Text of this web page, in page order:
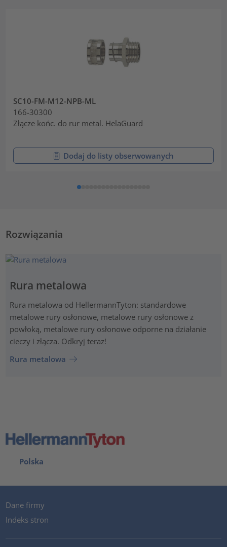
SC10-FM-M12-NPB-ML
166-30300
Złącze końc. do rur metal. HelaGuard
Dodaj do listy obserwowanych
Rozwiązania
Rura metalowa
Rura metalowa od HellermannTyton: standardowe
metalowe rury osłonowe, metalowe rury osłonowe z
powłoką, metalowe rury osłonowe odporne na działanie
cieczy i złącza. Odkryj teraz!
Rura metalowa
Polska
Dane firmy
Indeks stron